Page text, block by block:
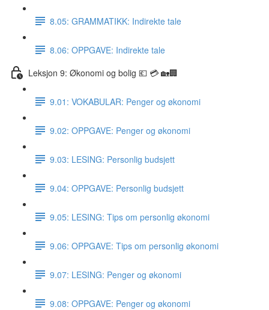
8.05: GRAMMATIKK: Indirekte tale
8.06: OPPGAVE: Indirekte tale
Leksjon 9: Økonomi og bolig 💶 💳 🏡🏢
9.01: VOKABULAR: Penger og økonomi
9.02: OPPGAVE: Penger og økonomi
9.03: LESING: Personlig budsjett
9.04: OPPGAVE: Personlig budsjett
9.05: LESING: Tips om personlig økonomi
9.06: OPPGAVE: Tips om personlig økonomi
9.07: LESING: Penger og økonomi
9.08: OPPGAVE: Penger og økonomi